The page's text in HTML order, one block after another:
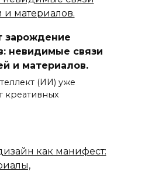
зарождение
невидимые связи
и материалов.
(ИИ) уже
креативных